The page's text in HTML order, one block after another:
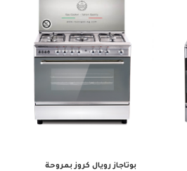
بوتاجاز رويال كروز بمروحة